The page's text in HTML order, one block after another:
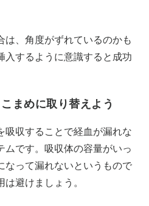
は、角度がずれているのかも
入するように意識すると成功
まめに取り替えよう
吸収することで経血が漏れな
ムです。吸収体の容量がいっ
なって漏れないというもので
避けましょう。